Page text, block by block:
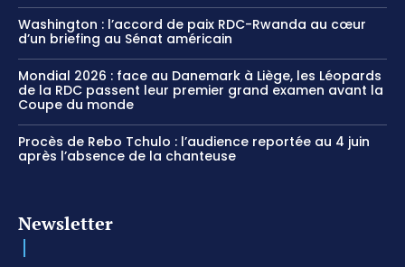
Washington : l’accord de paix RDC-Rwanda au cœur
d’un briefing au Sénat américain
Mondial 2026 : face au Danemark à Liège, les Léopards
de la RDC passent leur premier grand examen avant la
Coupe du monde
Procès de Rebo Tchulo : l’audience reportée au 4 juin
après l’absence de la chanteuse
Newsletter